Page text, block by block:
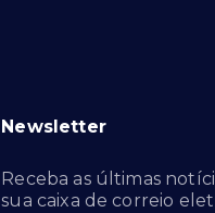
Newsletter
Receba as últimas
sua caixa de correio